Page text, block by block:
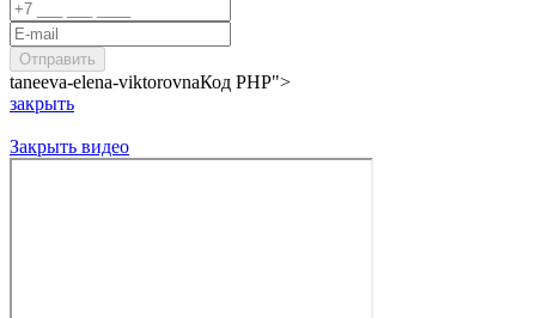
taneeva-elena-viktorovnaКод PHP">
закрыть
Закрыть видео